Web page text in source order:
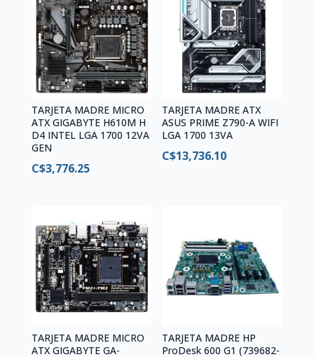
TARJETA MADRE MICRO
ATX GIGABYTE H610M H
D4 INTEL LGA 1700 12VA
GEN
C$3,776.25
TARJETA MADRE ATX
ASUS PRIME Z790-A WIFI
LGA 1700 13VA
C$13,736.10
TARJETA MADRE MICRO
ATX GIGABYTE GA-
TARJETA MADRE HP
ProDesk 600 G1 (739682-